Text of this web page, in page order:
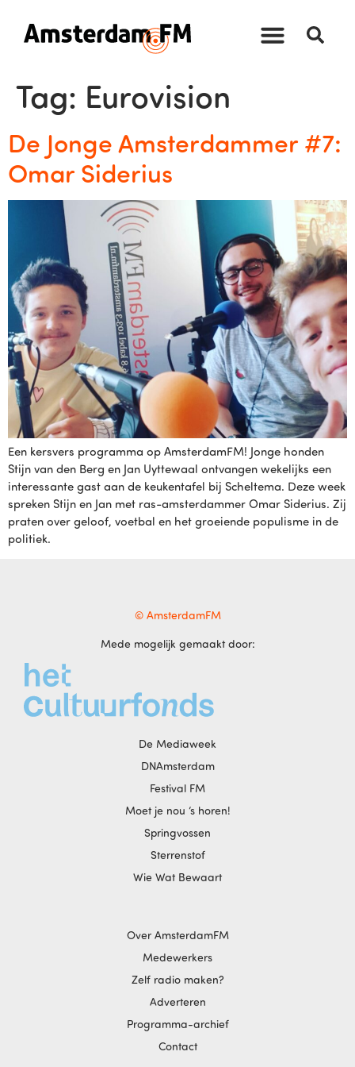
Tag: Eurovision
De Jonge Amsterdammer #7:
Omar Siderius
Een kersvers programma op AmsterdamFM! Jonge honden
Stijn van den Berg en Jan Uyttewaal ontvangen wekelijks een
interessante gast aan de keukentafel bij Scheltema. Deze week
spreken Stijn en Jan met ras-amsterdammer Omar Siderius. Zij
praten over geloof, voetbal en het groeiende populisme in de
politiek.
© AmsterdamFM
Mede mogelijk gemaakt door:
De Mediaweek
DNAmsterdam
Festival FM
Moet je nou ‘s horen!
Springvossen
Sterrenstof
Wie Wat Bewaart
Over AmsterdamFM
Medewerkers
Zelf radio maken?
Adverteren
Programma-archief
Contact